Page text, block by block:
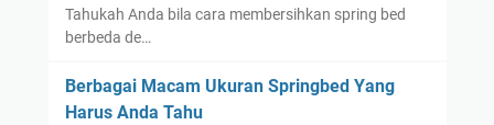
Tahukah Anda bila cara membersihkan spring bed
berbeda de…
Berbagai Macam Ukuran Springbed Yang
Harus Anda Tahu